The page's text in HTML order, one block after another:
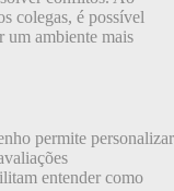
colegas, é possível
um ambiente mais
permite personalizar
entender como